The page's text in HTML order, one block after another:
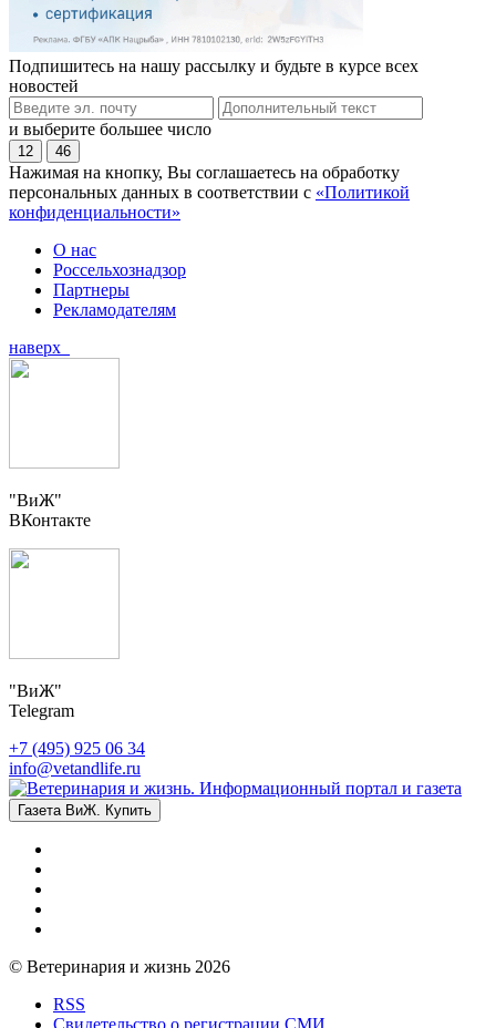
Подпишитесь на нашу рассылку и будьте в курсе всех
новостей
и выберите большее число
12 46
Нажимая на кнопку, Вы соглашаетесь на обработку
персональных данных в соответствии с «Политикой
конфиденциальности»
О нас
Россельхознадзор
Партнеры
Рекламодателям
наверх
"ВиЖ"
ВКонтакте
"ВиЖ"
Telegram
+7 (495) 925 06 34
info@vetandlife.ru
Газета ВиЖ. Купить
© Ветеринария и жизнь 2026
RSS